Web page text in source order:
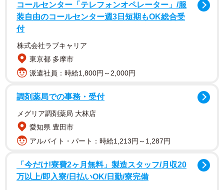
シンドバドバ出ますね☆」
「可愛いすぎますね。がんばれ」
頑張るつるちゃんに声援が届いた本投稿について、飼い
主の七さんにお聞きしました。
小さい頃から不安な時は、家族の体に前足を乗せ
る、つるちゃん
――写真を撮った時のことを教えてください。
小さい頃から不安な時などは近くにいる家族の体に前足を
乗せてきます。エレベーターに乗る時は横にいる家族に手
コールセンター「テレフォンオペレーター」/服
装自由のコールセンター週3日短期もOK総合受
付
株式会社ラブキャリア
東京都 多摩市
派遣社員：時給1,800円～2,000円
調剤薬局での事務・受付
メグリア調剤薬局 大林店
愛知県 豊田市
アルバイト・パート：時給1,213円～1,287円
「今だけ!寮費2ヶ月無料」製造スタッフ/月収20
万以上/即入寮/日払いOK/日勤/寮完備